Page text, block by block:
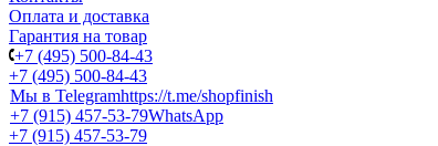
Оплата и доставка
Гарантия на товар
+7 (495) 500-84-43
+7 (495) 500-84-43
Мы в Telegramhttps://t.me/shopfinish
+7 (915) 457-53-79WhatsApp
+7 (915) 457-53-79